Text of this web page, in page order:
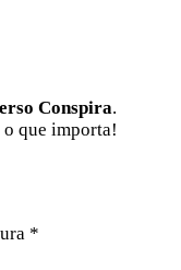
Conspira.
o que importa!
*